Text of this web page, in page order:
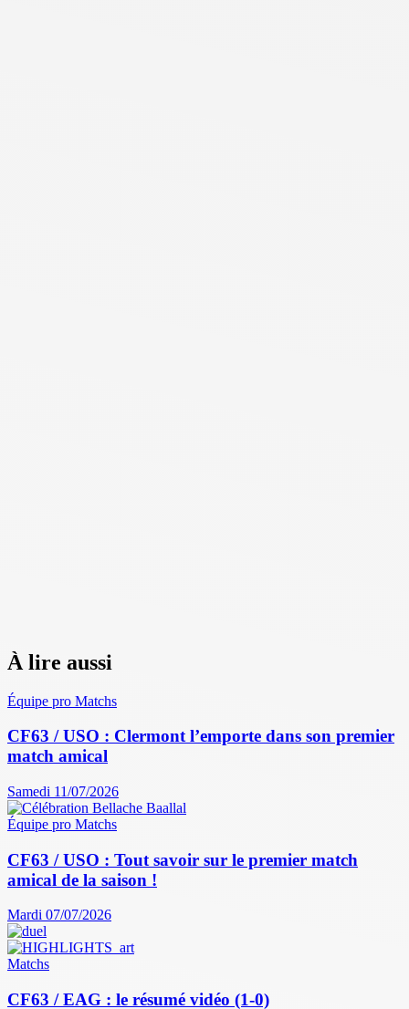
À lire aussi
Équipe pro Matchs
CF63 / USO : Clermont l’emporte dans son premier
match amical
Samedi 11/07/2026
Équipe pro Matchs
CF63 / USO : Tout savoir sur le premier match
amical de la saison !
Mardi 07/07/2026
Matchs
CF63 / EAG : le résumé vidéo (1-0)